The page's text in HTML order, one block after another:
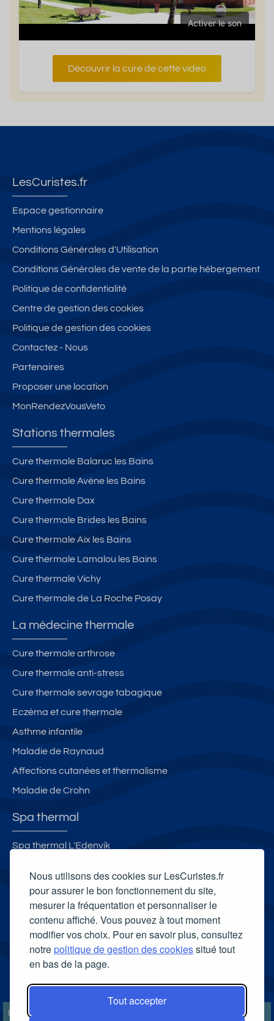
Nous utilisons des cookies sur LesCuristes.fr
pour assurer le bon fonctionnement du site,
mesurer la fréquentation et personnaliser le
contenu affiché. Vous pouvez à tout moment
modifier vos choix. Pour en savoir plus, consultez
notrepolitique de gestion des cookiessitué tout
en bas de la page.
Tout accepter
Activer le son
Découvrir la cure de cette video
LesCuristes.fr
Espace gestionnaire
Mentions légales
Conditions Générales d'Utilisation
Conditions Générales de vente de la partie hébergement
Politique de confidentialité
Centre de gestion des cookies
Politique de gestion des cookies
Contactez - Nous
Partenaires
Proposer une location
MonRendezVousVeto
Stations thermales
Cure thermale Balaruc les Bains
Cure thermale Avène les Bains
Cure thermale Dax
Cure thermale Brides les Bains
Cure thermale Aix les Bains
Cure thermale Lamalou les Bains
Cure thermale Vichy
Cure thermale de La Roche Posay
La médecine thermale
Cure thermale arthrose
Cure thermale anti-stress
Cure thermale sevrage tabagique
Eczéma et cure thermale
Asthme infantile
Maladie de Raynaud
Affections cutanées et thermalisme
Maladie de Crohn
Spa thermal
Spa thermal L'Edenvik
Spa thermal Les Bains du Couloubret
Carte cadeau spa Vichy
Carte cadeau spa Bagnoles-de-l'Orne
Carte cadeau spa Saubusse
Carte cadeau spa Châtel-Guyon
LesCuristes.fr participe et est conforme à l'ensemble des